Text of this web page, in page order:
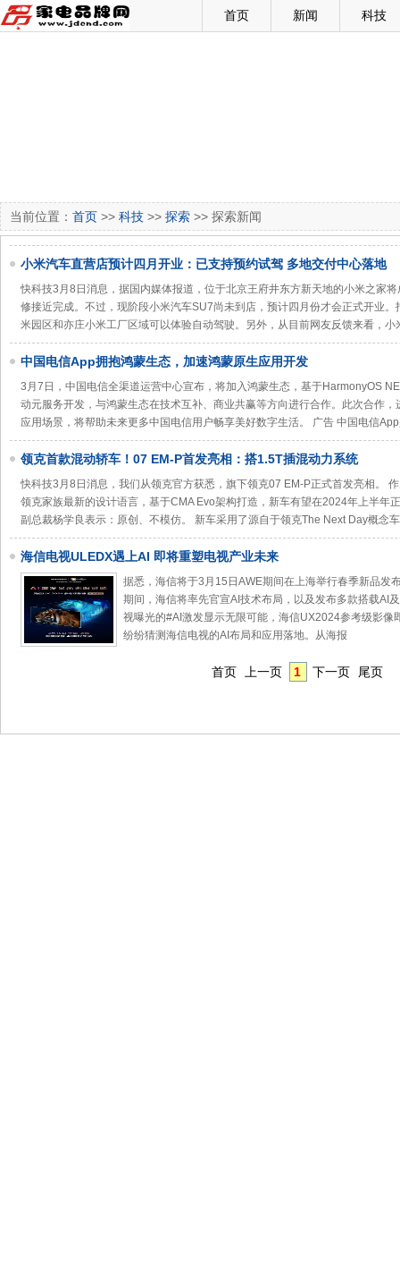
首页 新闻 科技
当前位置： 首页 >> 科技 >> 探索 >> 探索新闻
小米汽车直营店预计四月开业：已支持预约试驾 多地交付中心落地
快科技3月8日消息，据国内媒体报道，位于北京王府井东方新天地的小米之家
修接近完成。不过，现阶段小米汽车SU7尚未到店，预计四月份才会正式开业
米园区和亦庄小米工厂区域可以体验自动驾驶。另外，从目前网友反馈来看，小
中国电信App拥抱鸿蒙生态，加速鸿蒙原生应用开发
3月7日，中国电信全渠道运营中心宣布，将加入鸿蒙生态，基于HarmonyOS
动元服务开发，与鸿蒙生态在技术互补、商业共赢等方向进行合作。此次合作
应用场景，将帮助未来更多中国电信用户畅享美好数字生活。 广告 中国电信
领克首款混动轿车！07 EM-P首发亮相：搭1.5T插混动力系统
快科技3月8日消息，我们从领克官方获悉，旗下领克07 EM-P正式首发亮相。
领克家族最新的设计语言，基于CMA Evo架构打造，新车有望在2024年上半年
副总裁杨学良表示：原创、不模仿。 新车采用了源自于领克The Next Day概念
海信电视ULEDX遇上AI 即将重塑电视产业未来
据悉，海信将于3月15日AWE期间在上海举行春季新品发
期间，海信将率先官宣AI技术布局，以及发布多款搭载AI
视曝光的#AI激发显示无限可能，海信UX2024参考级影像
纷纷猜测海信电视的AI布局和应用落地。从海报
首页 上一页 1 下一页 尾页